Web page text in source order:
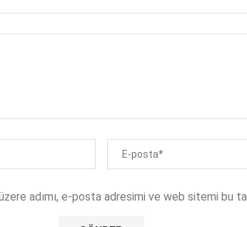
adımı, e-posta adresimi ve web sitemi bu